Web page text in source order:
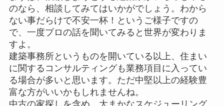
のなら、相談してみてはいかがでしょう。わから
ない事だらけで不安一杯！というご様子ですの
で、一度プロの話を聞いてみると世界が変わりま
すよ。
建築事務所というものを開いている以上、住まい
に関するコンサルティングも業務項目に入ってい
る場合が多いと思います。ただ中堅以上の経験豊
富な方がいいかもしれませんね。
中古の家探しを含め、大まかなスケジューリング